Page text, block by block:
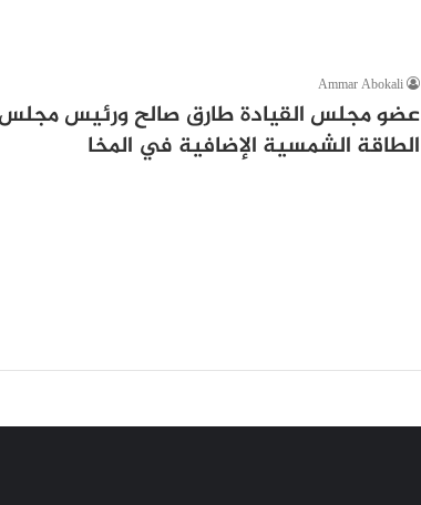
Ammar Abokali
عضو مجلس القيادة طارق صالح ورئيس
الطاقة الشمسية الإضافية في المخا